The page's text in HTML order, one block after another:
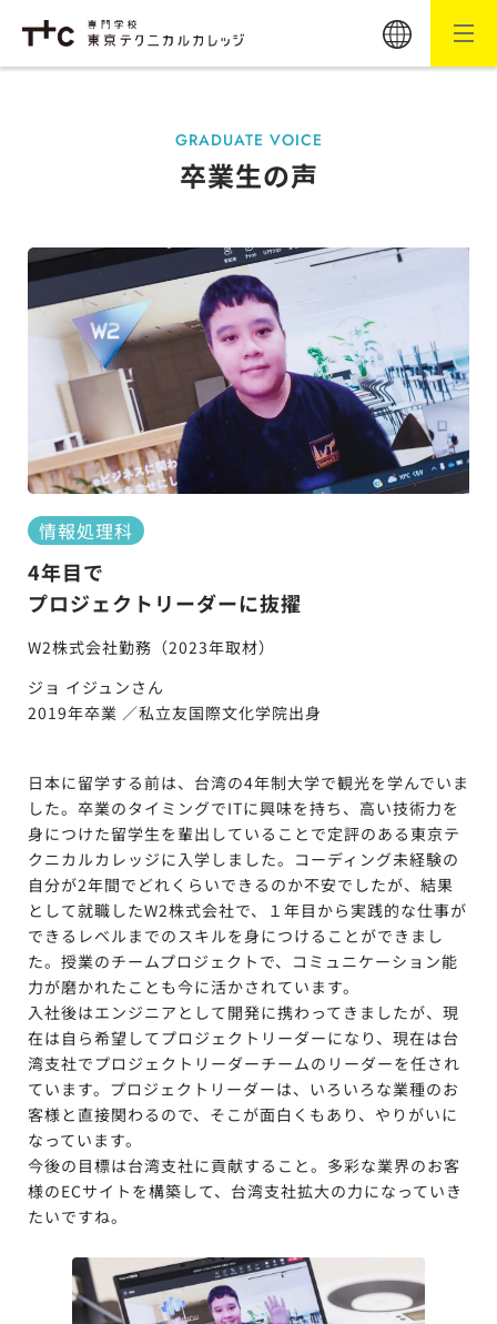
GRADUATE VOICE
卒業生の声
情報処理科
4年目で
プロジェクトリーダーに抜擢
W2株式会社勤務（2023年取材）
ジョ イジュンさん
2019年卒業 ／私立友国際文化学院出身
日本に留学する前は、台湾の4年制大学で観光を学んでいま
した。卒業のタイミングでITに興味を持ち、高い技術力を
身につけた留学生を輩出していることで定評のある東京テ
クニカルカレッジに入学しました。コーディング未経験の
自分が2年間でどれくらいできるのか不安でしたが、結果
として就職したW2株式会社で、１年目から実践的な仕事が
できるレベルまでのスキルを身につけることができまし
た。授業のチームプロジェクトで、コミュニケーション能
力が磨かれたことも今に活かされています。
入社後はエンジニアとして開発に携わってきましたが、現
在は自ら希望してプロジェクトリーダーになり、現在は台
湾支社でプロジェクトリーダーチームのリーダーを任され
ています。プロジェクトリーダーは、いろいろな業種のお
客様と直接関わるので、そこが面白くもあり、やりがいに
なっています。
今後の目標は台湾支社に貢献すること。多彩な業界のお客
様のECサイトを構築して、台湾支社拡大の力になっていき
たいですね。